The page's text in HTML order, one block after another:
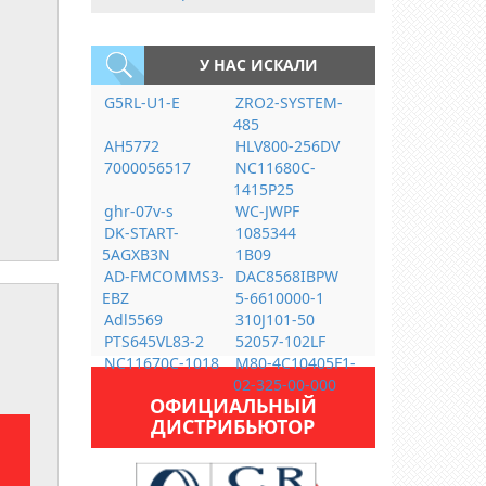
У НАС ИСКАЛИ
G5RL-U1-E
ZRO2-SYSTEM-
485
AH5772
HLV800-256DV
7000056517
NC11680C-
1415P25
ghr-07v-s
WC-JWPF
DK-START-
5AGXB3N
1085344
1B09
AD-FMCOMMS3-
EBZ
DAC8568IBPW
5-6610000-1
Adl5569
310J101-50
PTS645VL83-2
52057-102LF
NC11670C-1018
M80-4C10405F1-
02-325-00-000
ОФИЦИАЛЬНЫЙ
ДИСТРИБЬЮТОР